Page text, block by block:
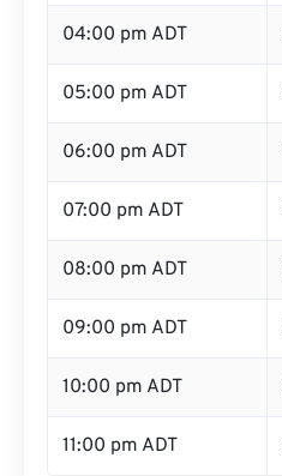
04:00 pm ADT
05:00 pm ADT
06:00 pm ADT
07:00 pm ADT
08:00 pm ADT
09:00 pm ADT
10:00 pm ADT
11:00 pm ADT